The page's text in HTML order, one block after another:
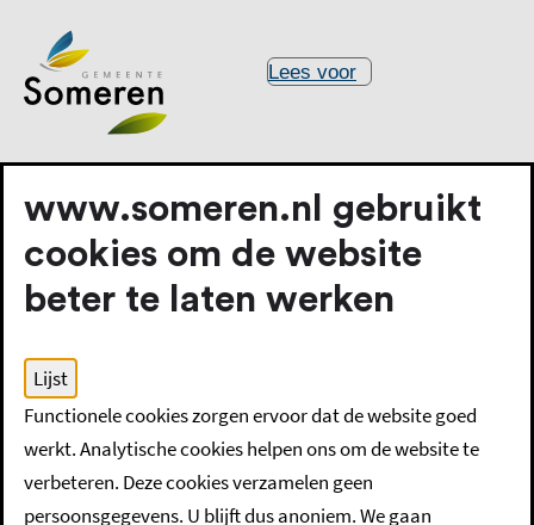
Lees voor
Wonen en (ver)bouwen
www.someren.nl gebruikt
cookies om de website
beter te laten werken
Lijst
Functionele cookies zorgen ervoor dat de website goed
werkt. Analytische cookies helpen ons om de website te
verbeteren. Deze cookies verzamelen geen
persoonsgegevens. U blijft dus anoniem. We gaan